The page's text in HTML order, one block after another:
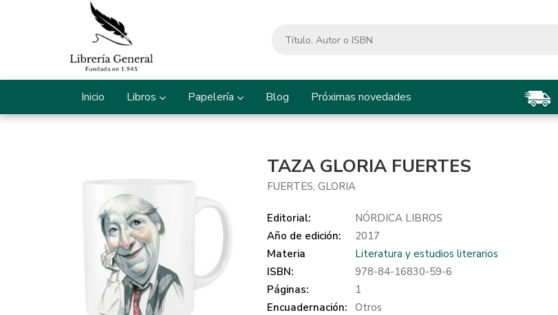
Inicio Libros Papelería Blog Próximas novedades
TAZA GLORIA FUERTES
FUERTES, GLORIA
Editorial:
NÓRDICA LIBROS
Año de edición:
2017
Materia
Literatura y estudios literarios
ISBN:
978-84-16830-59-6
Páginas:
1
Encuadernación:
Otros